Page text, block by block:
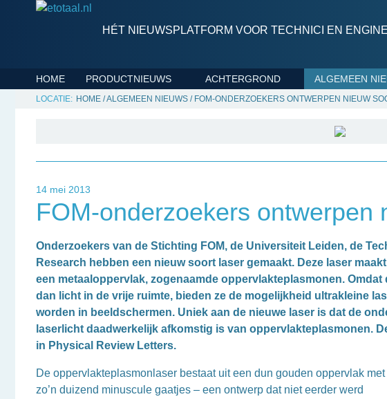
HÉT NIEUWSPLATFORM VOOR TECHNICI EN
HOME PRODUCTNIEUWS ACHTERGROND ALGEMEEN
HOME /ALGEMEEN NIEUWS / FOM-ONDERZOEKERS ONTWERPEN NIEUW
14 mei 2013
FOM-onderzoekers ontwerpen
Onderzoekers van de Stichting FOM, de Universiteit Leiden, de
Research hebben een nieuw soort laser gemaakt. Deze laser
een metaaloppervlak, zogenaamde oppervlakteplasmonen.
dan licht in de vrije ruimte, bieden ze de mogelijkheid ultrakleine
worden in beeldschermen. Uniek aan de nieuwe laser is dat de
laserlicht daadwerkelijk afkomstig is van oppervlakteplasmonen.
in Physical Review Letters.
De oppervlakteplasmonlaser bestaat uit een dun gouden oppervlak met
zo’n duizend minuscule gaatjes – een ontwerp dat niet eerder werd